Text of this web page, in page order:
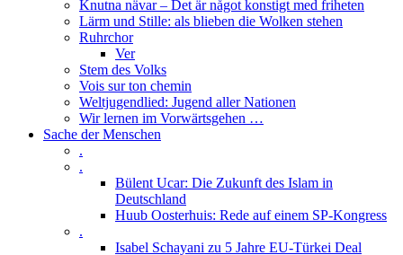
Knutna nävar – Det är något konstigt med friheten
Lärm und Stille: als blieben die Wolken stehen
Ruhrchor
Ver
Stem des Volks
Vois sur ton chemin
Weltjugendlied: Jugend aller Nationen
Wir lernen im Vorwärtsgehen …
Sache der Menschen
.
.
Bülent Ucar: Die Zukunft des Islam in
Deutschland
Huub Oosterhuis: Rede auf einem SP-Kongress
.
Isabel Schayani zu 5 Jahre EU-Türkei Deal